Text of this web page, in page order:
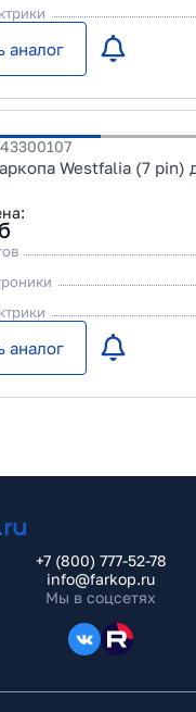
аналог
Westfalia (7 pin)
аналог
+7 (800) 777-52-78
info@farkop.ru
Мы в соцсетях